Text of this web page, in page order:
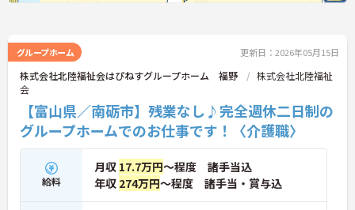
グループホーム 更新日：2026年05月15日
株式会社北陸福祉会はぴねすグループホーム 福野
株式会社北陸福祉
会
【富山県／南砺市】残業なし♪完全週休二日制の
グループホームでのお仕事です！〈介護職〉
給料
月収 17.7万円～程度 諸手当込
年収 274万円～程度 諸手当・賞与込